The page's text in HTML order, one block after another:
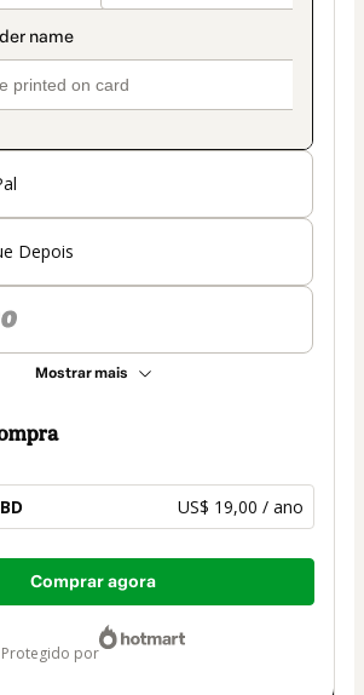
Depois
Mostrar mais
US$ 19,00 / ano
Comprar agora
protegido por